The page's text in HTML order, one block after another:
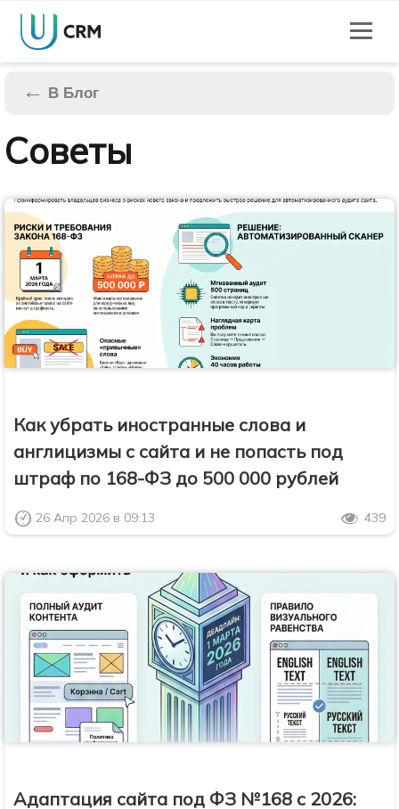
← В Блог
Советы
Как убрать иностранные слова и
англицизмы с сайта и не попасть под
штраф по 168-ФЗ до 500 000 рублей
26 Апр 2026 в 09:13 439
Адаптация сайта под ФЗ №168 с 2026: